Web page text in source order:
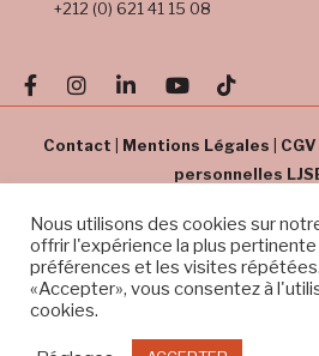
+212 (0) 621 41 15 08
Contact Mentions Légales CGV
personnelles
Copyright © Sidi B Experience.
Nous utilisons des cookies sur
offrir l'expérience la plus
préférences et les visites
«Accepter», vous consentez à
cookies.